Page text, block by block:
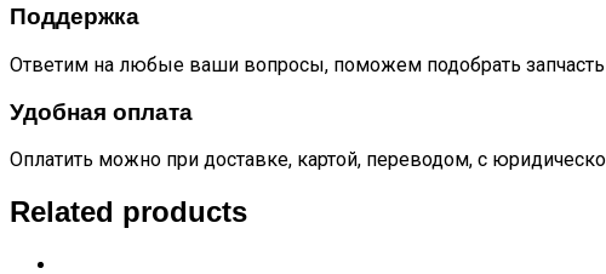
Поддержка
Ответим на любые ваши вопросы, поможем подобрать
Удобная оплата
Оплатить можно при доставке, картой, переводом, с
Related products